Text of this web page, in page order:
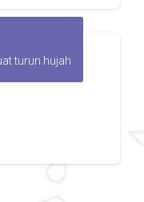
turun hujah